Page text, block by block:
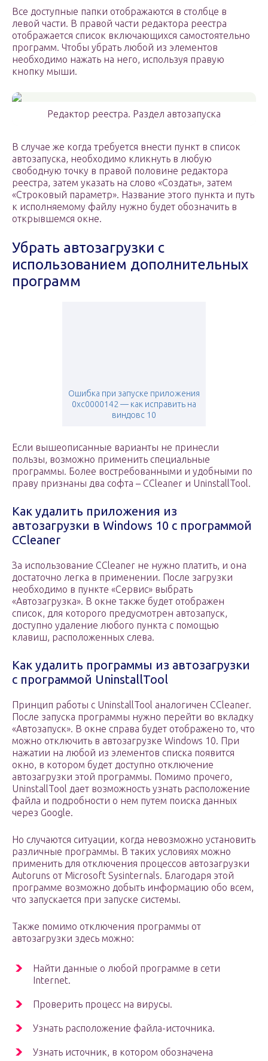
Все доступные папки отображаются в столбце в
левой части. В правой части редактора реестра
отображается список включающихся самостоятельно
программ. Чтобы убрать любой из элементов
необходимо нажать на него, используя правую
кнопку мыши.
Редактор реестра. Раздел автозапуска
В случае же когда требуется внести пункт в список
автозапуска, необходимо кликнуть в любую
свободную точку в правой половине редактора
реестра, затем указать на слово «Создать», затем
«Строковый параметр». Название этого пункта и путь
к исполняемому файлу нужно будет обозначить в
открывшемся окне.
Убрать автозагрузки с
использованием дополнительных
программ
Ошибка при запуске приложения
0xc0000142 — как исправить на
виндовс 10
Если вышеописанные варианты не принесли
пользы, возможно применить специальные
программы. Более востребованными и удобными по
праву признаны два софта – CCleaner и UninstallTool.
Как удалить приложения из
автозагрузки в Windows 10 с программой
CCleaner
За использование CCleaner не нужно платить, и она
достаточно легка в применении. После загрузки
необходимо в пункте «Сервис» выбрать
«Автозагрузка». В окне также будет отображен
список, для которого предусмотрен автозапуск,
доступно удаление любого пункта с помощью
клавиш, расположенных слева.
Как удалить программы из автозагрузки
с программой UninstallTool
Принцип работы с UninstallTool аналогичен CCleaner.
После запуска программы нужно перейти во вкладку
«Автозапуск». В окне справа будет отображено то, что
можно отключить в автозагрузке Windows 10. При
нажатии на любой из элементов списка появится
окно, в котором будет доступно отключение
автозагрузки этой программы. Помимо прочего,
UninstallTool дает возможность узнать расположение
файла и подробности о нем путем поиска данных
через Google.
Но случаются ситуации, когда невозможно установить
различные программы. В таких условиях можно
применить для отключения процессов автозагрузки
Autoruns от Microsoft Sysinternals. Благодаря этой
программе возможно добыть информацию обо всем,
что запускается при запуске системы.
Также помимо отключения программы от
автозагрузки здесь можно:
Найти данные о любой программе в сети
Internet.
Проверить процесс на вирусы.
Узнать расположение файла-источника.
Узнать источник, в котором обозначена